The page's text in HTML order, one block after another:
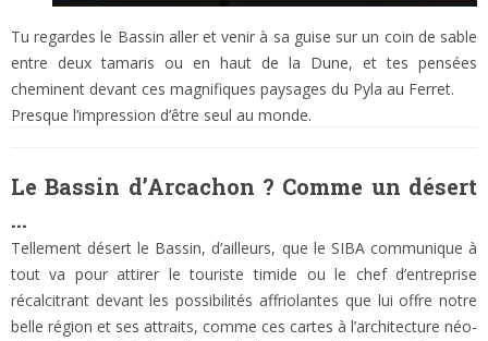
Tu regardes le Bassin aller et venir à sa guise sur un coin de sable
entre deux tamaris ou en haut de la Dune, et tes pensées
cheminent devant ces magnifiques paysages du Pyla au Ferret.
Presque l’impression d’être seul au monde.
Le Bassin d’Arcachon ? Comme un désert
…
Tellement désert le Bassin, d’ailleurs, que le SIBA communique à
tout va pour attirer le touriste timide ou le chef d’entreprise
récalcitrant devant les possibilités affriolantes que lui offre notre
belle région et ses attraits, comme ces cartes à l’architecture néo-